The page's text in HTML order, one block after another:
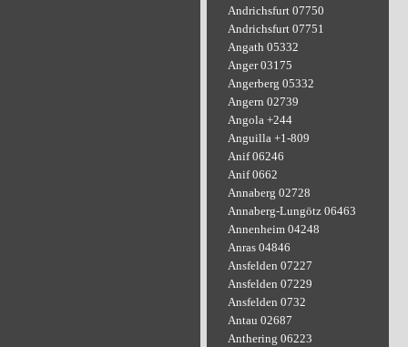
Andrichsfurt 07750
Andrichsfurt 07751
Angath 05332
Anger 03175
Angerberg 05332
Angern 02739
Angola +244
Anguilla +1-809
Anif 06246
Anif 0662
Annaberg 02728
Annaberg-Lungötz 06463
Annenheim 04248
Anras 04846
Ansfelden 07227
Ansfelden 07229
Ansfelden 0732
Antau 02687
Anthering 06223